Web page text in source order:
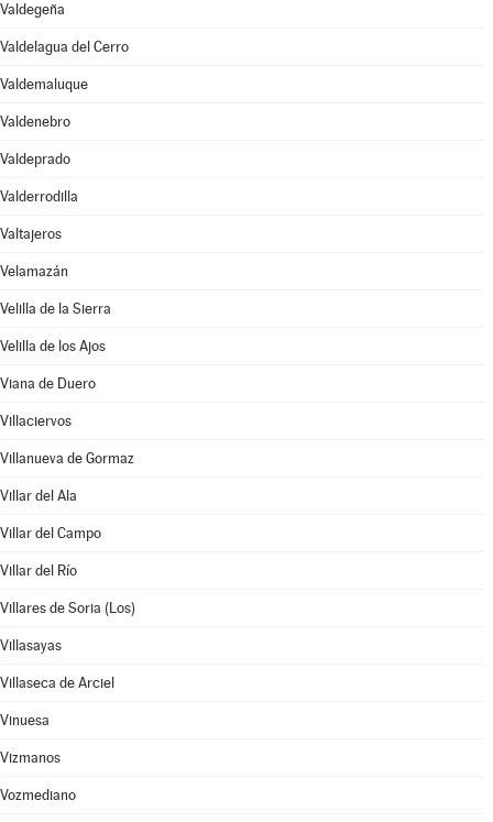
Valdegeña
Valdelagua del Cerro
Valdemaluque
Valdenebro
Valdeprado
Valderrodilla
Valtajeros
Velamazán
Velilla de la Sierra
Velilla de los Ajos
Viana de Duero
Villaciervos
Villanueva de Gormaz
Villar del Ala
Villar del Campo
Villar del Río
Villares de Soria (Los)
Villasayas
Villaseca de Arciel
Vinuesa
Vizmanos
Vozmediano